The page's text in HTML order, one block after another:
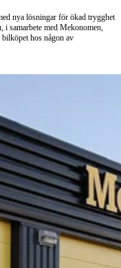
nya lösningar för ökad trygghet
i samarbete med Mekonomen,
hos någon av